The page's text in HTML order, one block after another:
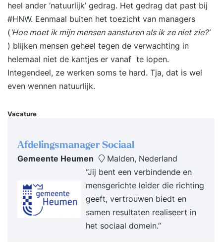
heel ander ‘natuurlijk’ gedrag. Het gedrag dat past bij
#HNW. Eenmaal buiten het toezicht van managers
(‘Hoe moet ik mijn mensen aansturen als ik ze niet zie?’
) blijken mensen geheel tegen de verwachting in
helemaal niet de kantjes er vanaf te lopen.
Integendeel, ze werken soms te hard. Tja, dat is wel
even wennen natuurlijk.
Vacature
Afdelingsmanager Sociaal
Gemeente Heumen
Malden, Nederland
“Jij bent een verbindende en
mensgerichte leider die richting
geeft, vertrouwen biedt en
samen resultaten realiseert in
het sociaal domein.”